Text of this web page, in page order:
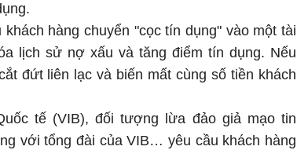
hàng chuyển "cọc tín dụng" vào một tài
lịch sử nợ xấu và tăng điểm tín dụng. Nếu
đứt liên lạc và biến mất cùng số tiền khách
tế (VIB), đối tượng lừa đảo giả mạo tin
với tổng đài của VIB… yêu cầu khách hàng